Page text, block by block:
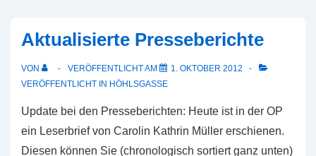
Kreise
in
der
Aktualisierte Presseberichte
VON VERÖFFENTLICHT AM
1. OKTOBER 2012
VERÖFFENTLICHT IN HÖHLSGASSE
Update bei den Presseberichten: Heute ist in der OP
ein Leserbrief von Carolin Kathrin Müller erschienen.
Diesen können Sie (chronologisch sortiert ganz unten)